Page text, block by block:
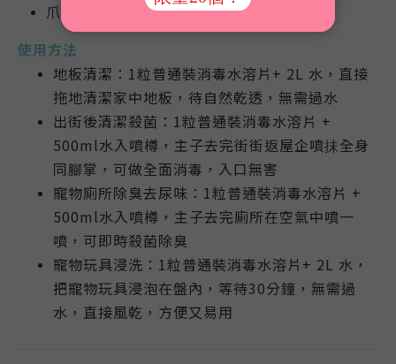
爪子清潔
使用方法
地板清潔：1粒普通裝消毒水溶片+ 2L 水，直接
拖地清潔家中地板，待自然乾透，無需過水
出街後清潔殺菌： 1粒普通裝消毒水溶片 +
500ml水入噴樽， 主子去完街街返屋企噴抺全身
同腳掌，可做全面消毒，入口無害
寵物廁所除臭去尿味：1粒普通裝消毒水溶片 +
500ml水入噴樽， 主子去完廁所在空氣中噴一
噴，可即時殺菌除臭
寵物玩具浸洗：1粒普通裝消毒水溶片+ 2L 水，
把寵物玩具浸泡在盤內，等待30分鐘，無需過
水，直接風乾，方便又易用